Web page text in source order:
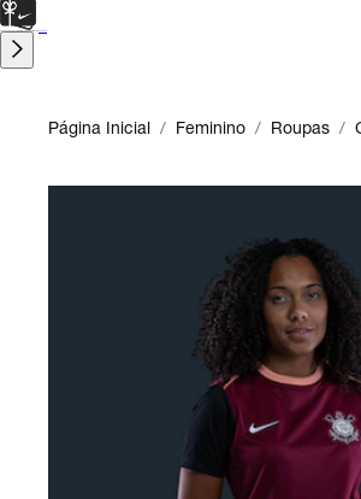
Página Inicial / Feminino / Roupas /